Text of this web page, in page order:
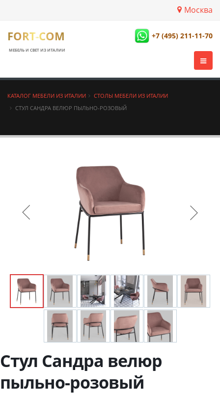
Москва
FORT-COM
МЕБЕЛЬ И СВЕТ ИЗ ИТАЛИИ
+7 (495) 211-11-70
КАТАЛОГ МЕБЕЛИ ИЗ ИТАЛИИ
СТОЛЫ МЕБЕЛИ ИЗ ИТАЛИИ
СТУЛ САНДРА ВЕЛЮР ПЫЛЬНО-РОЗОВЫЙ
Стул Сандра велюр
пыльно-розовый